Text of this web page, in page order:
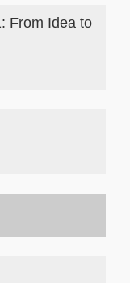
From Idea to